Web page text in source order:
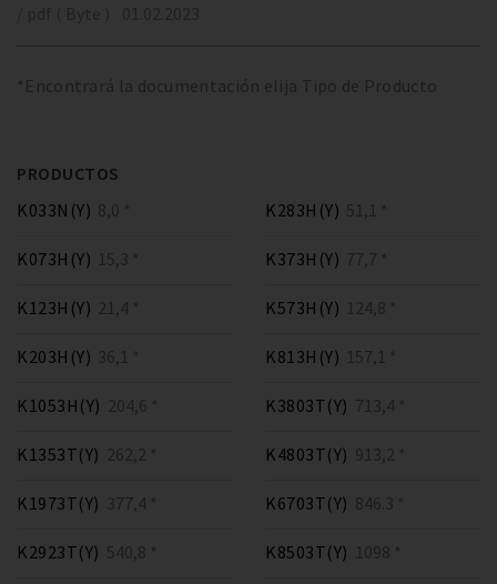
*Encontrará la documentación elija Tipo de Producto
PRODUCTOS
K033N(Y) 8,0 *
K073H(Y) 15,3 *
K123H(Y) 21,4 *
K203H(Y) 36,1 *
K283H(Y) 51,1 *
K373H(Y) 77,7 *
K573H(Y) 124,8 *
K813H(Y) 157,1 *
K1053H(Y) 204,6 *
K1353T(Y) 262,2 *
K1973T(Y) 377,4 *
K2923T(Y) 540,8 *
K3803T(Y) 713,4 *
K4803T(Y) 913,2 *
K6703T(Y) 846.3 *
K8503T(Y) 1098 *